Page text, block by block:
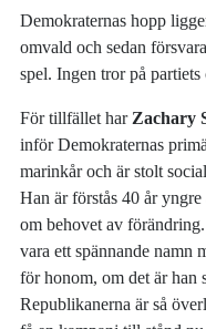
Demokraternas hopp
omvald och sedan
spel. Ingen tror på
För tillfället harZachary
inför Demokraternas
marinkår och är stolt
Han är förstås 40 år
om behovet av
vara ett spännande namn
för honom, om det är han
Republikanerna är så